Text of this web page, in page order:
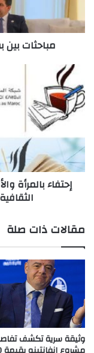
بانجول
مباحثات بين
إحتفاء
بالمرأة
والأرض
والشعر
تستضيف
المقاهي
الثقافية
شعراء
مكناسإحتفاء
مقالات ذات صلة
وثيقة سرية تكشف